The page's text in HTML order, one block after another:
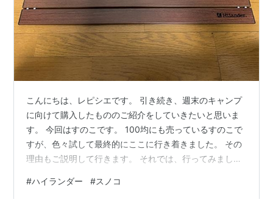
こんにちは、レピシエです。 引き続き、週末のキャンプ
に向けて購入したもののご紹介をしていきたいと思いま
す。 今回はすのこです。 100均にも売っているすのこで
すが、色々試して最終的にここに行き着きました。 その
理由もご説明して行きます。 それでは、行ってみましょ
グ まとめ 我が家のすのこ歴 そもそもキャンプですのこ
#ハイランダー #スノコ